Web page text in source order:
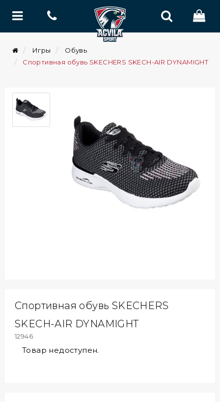
Игры
Обувь
Спортивная обувь SKECHERS SKECH-AIR DYNAMIGHT
Спортивная обувь SKECHERS
SKECH-AIR DYNAMIGHT
12946
Товар недоступен.